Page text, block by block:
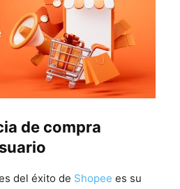
de compra
del éxito de Shopee es su